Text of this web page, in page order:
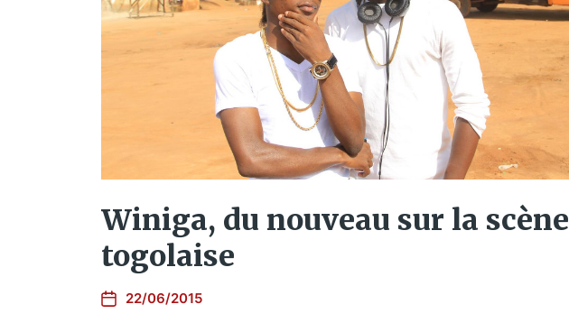
Winiga, du nouveau sur la scène
togolaise
22/06/2015